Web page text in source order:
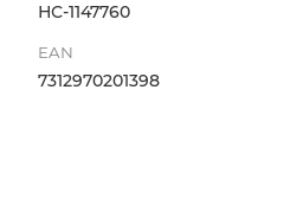
НС-1147760
EAN
7312970201398